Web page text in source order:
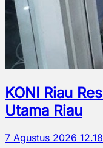
KONI Riau
Utama Riau
7 Agustus 2026 12.18